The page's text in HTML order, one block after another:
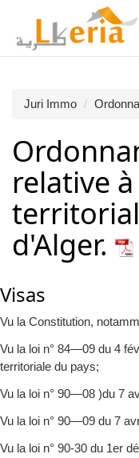
Juri Immo
relative
d'Alger.
Visas
Vu la Constitution,
Vu la loi n° 84—09 du 4
territoriale du pays;
Vu la loi n° 90—08 )du 7
Vu la loi n° 90—09 du 7
Vu la loi n° 90-30 du 1er